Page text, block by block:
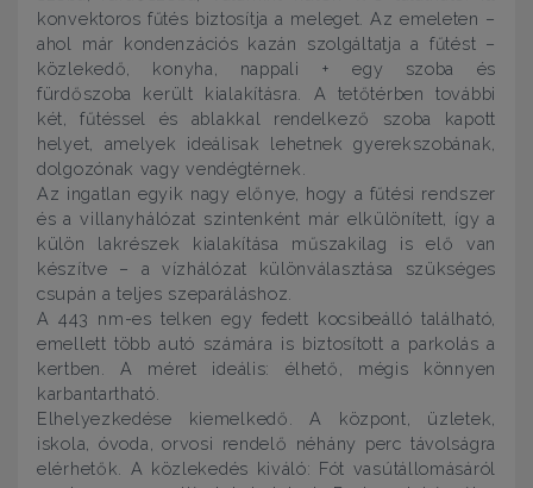
konvektoros fűtés biztosítja a meleget. Az emeleten –
ahol már kondenzációs kazán szolgáltatja a fűtést –
közlekedő, konyha, nappali + egy szoba és
fürdőszoba került kialakításra. A tetőtérben további
két, fűtéssel és ablakkal rendelkező szoba kapott
helyet, amelyek ideálisak lehetnek gyerekszobának,
dolgozónak vagy vendégtérnek.
Az ingatlan egyik nagy előnye, hogy a fűtési rendszer
és a villanyhálózat szintenként már elkülönített, így a
külön lakrészek kialakítása műszakilag is elő van
készítve – a vízhálózat különválasztása szükséges
csupán a teljes szeparáláshoz.
A 443 nm-es telken egy fedett kocsibeálló található,
emellett több autó számára is biztosított a parkolás a
kertben. A méret ideális: élhető, mégis könnyen
karbantartható.
Elhelyezkedése kiemelkedő. A központ, üzletek,
iskola, óvoda, orvosi rendelő néhány perc távolságra
elérhetők. A közlekedés kiváló: Fót vasútállomásáról